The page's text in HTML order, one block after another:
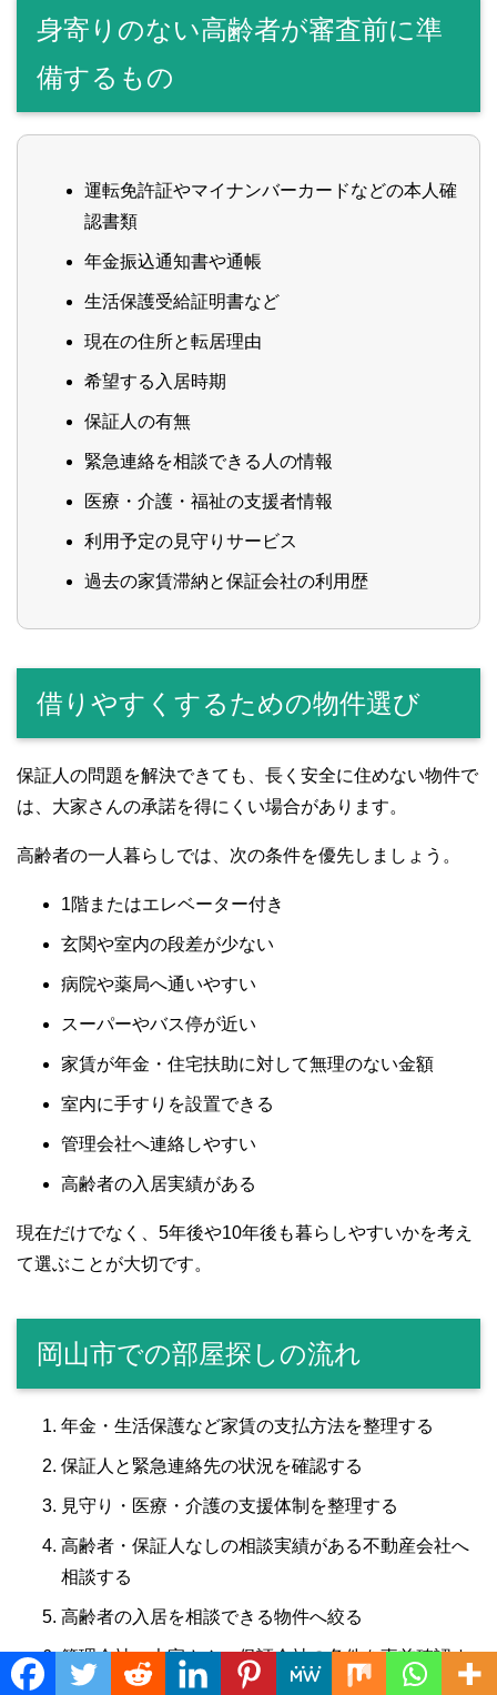
身寄りのない高齢者が審査前に準
備するもの
運転免許証やマイナンバーカードなどの本人確
認書類
年金振込通知書や通帳
生活保護受給証明書など
現在の住所と転居理由
希望する入居時期
保証人の有無
緊急連絡を相談できる人の情報
医療・介護・福祉の支援者情報
利用予定の見守りサービス
過去の家賃滞納と保証会社の利用歴
借りやすくするための物件選び
保証人の問題を解決できても、長く安全に住めない物件で
は、大家さんの承諾を得にくい場合があります。
高齢者の一人暮らしでは、次の条件を優先しましょう。
1階またはエレベーター付き
玄関や室内の段差が少ない
病院や薬局へ通いやすい
スーパーやバス停が近い
家賃が年金・住宅扶助に対して無理のない金額
室内に手すりを設置できる
管理会社へ連絡しやすい
高齢者の入居実績がある
現在だけでなく、5年後や10年後も暮らしやすいかを考え
て選ぶことが大切です。
岡山市での部屋探しの流れ
年金・生活保護など家賃の支払方法を整理する
保証人と緊急連絡先の状況を確認する
見守り・医療・介護の支援体制を整理する
高齢者・保証人なしの相談実績がある不動産会社へ
相談する
高齢者の入居を相談できる物件へ絞る
管理会社・大家さん・保証会社の条件を事前確認す
る
Translate »